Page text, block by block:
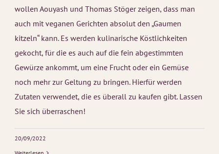
wollen Aouyash und Thomas Stöger zeigen, dass man
auch mit veganen Gerichten absolut den „Gaumen
kitzeln“ kann. Es werden kulinarische Köstlichkeiten
gekocht, für die es auch auf die fein abgestimmten
Gewürze ankommt, um eine Frucht oder ein Gemüse
noch mehr zur Geltung zu bringen. Hierfür werden
Zutaten verwendet, die es überall zu kaufen gibt. Lassen
Sie sich überraschen!
20/09/2022